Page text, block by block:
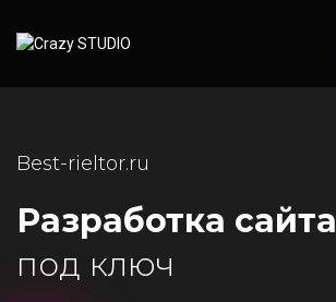
Best-rieltor.ru
Разработка сайта
под ключ